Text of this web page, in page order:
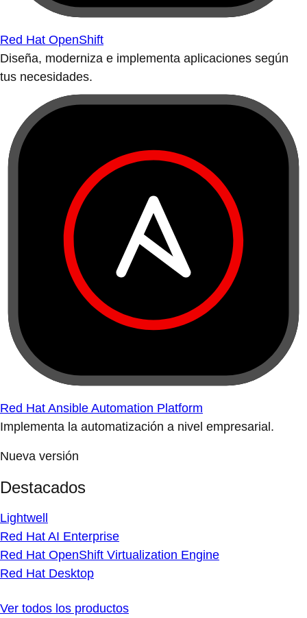
Red Hat OpenShift
Diseña, moderniza e implementa aplicaciones según
tus necesidades.
Red Hat Ansible Automation Platform
Implementa la automatización a nivel empresarial.
Nueva versión
Destacados
Lightwell
Red Hat AI Enterprise
Red Hat OpenShift Virtualization Engine
Red Hat Desktop
Ver todos los productos